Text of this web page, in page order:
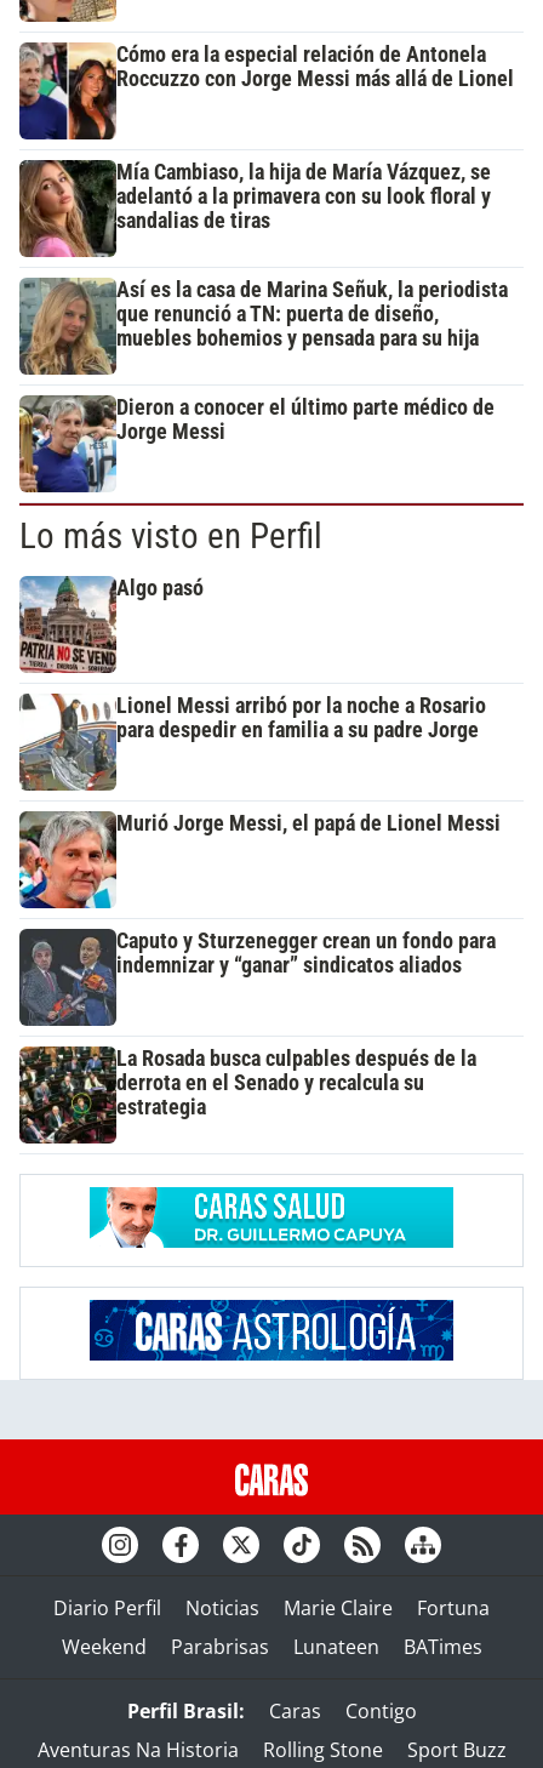
Cómo era la especial relación de Antonela
Roccuzzo con Jorge Messi más allá de Lionel
Mía Cambiaso, la hija de María Vázquez, se
adelantó a la primavera con su look floral y
sandalias de tiras
Así es la casa de Marina Señuk, la periodista
que renunció a TN: puerta de diseño,
muebles bohemios y pensada para su hija
Dieron a conocer el último parte médico de
Jorge Messi
Lo más visto en Perfil
Algo pasó
Lionel Messi arribó por la noche a Rosario
para despedir en familia a su padre Jorge
Murió Jorge Messi, el papá de Lionel Messi
Caputo y Sturzenegger crean un fondo para
indemnizar y “ganar” sindicatos aliados
La Rosada busca culpables después de la
derrota en el Senado y recalcula su
estrategia
Diario Perfil Noticias Marie Claire
Fortuna
Weekend
Parabrisas Lunateen BATimes
Perfil Brasil: Caras
Contigo
Aventuras Na Historia
Rolling Stone Sport Buzz